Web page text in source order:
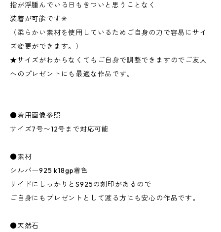
指が浮腫んでいる日もきついと思うことなく
装着が可能です✳︎
（柔らかい素材を使用しているためご自身の力で容易にサイ
ズ変更ができます。）
★サイズがわからなくてもご自身で調整できますのでご友人
へのプレゼントにも最適な作品です。
●着用画像参照
サイズ7号〜12号まで対応可能
●素材
シルバー925 k18gp着色
サイドにしっかりとS925の刻印があるので
ご自身にもプレゼントとして渡る方にも安心の作品です。
●天然石